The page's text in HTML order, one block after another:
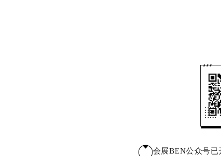
会展BEN公众号